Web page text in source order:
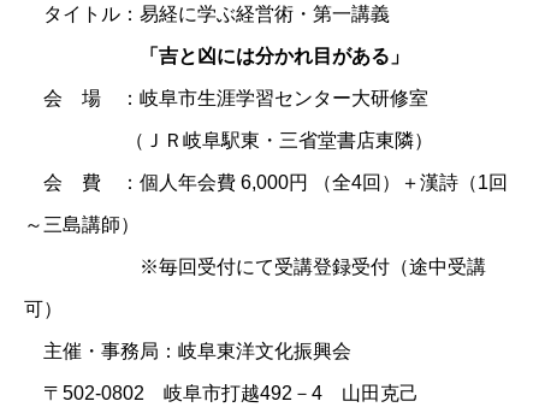
タイトル：易経に学ぶ経営術・第一講義
「吉と凶には分かれ目がある」
会 場 ：岐阜市生涯学習センター大研修室
（ＪＲ岐阜駅東・三省堂書店東隣）
会 費 ：個人年会費 6,000円 （全4回）＋漢詩（1回
～三島講師）
※毎回受付にて受講登録受付（途中受講
可）
主催・事務局： 岐阜東洋文化振興会
〒502-0802 岐阜市打越492－4 山田克己